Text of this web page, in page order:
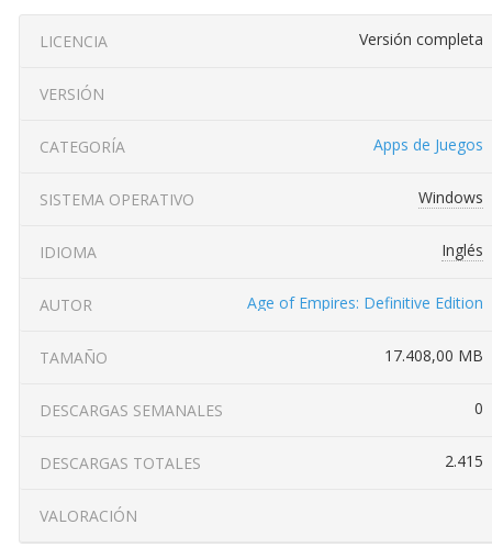
LICENCIA Versión completa
VERSIÓN
CATEGORÍA Apps de Juegos
SISTEMA OPERATIVO Windows
IDIOMA Inglés
AUTOR Age of Empires: Definitive Edition
TAMAÑO 17.408,00 MB
DESCARGAS SEMANALES 0
DESCARGAS TOTALES 2.415
VALORACIÓN